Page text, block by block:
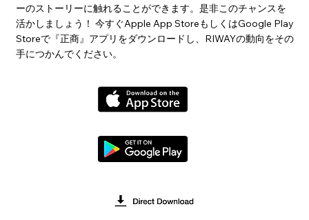
ーのストーリーに触れることができます。是非このチャンスを
活かしましょう！ 今すぐApple App StoreもしくはGoogle Play
Storeで『正商』アプリをダウンロードし、RIWAYの動向をその
手につかんでください。